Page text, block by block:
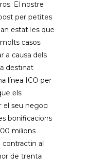
El nostre
per petites
estat les que
casos
a causa dels
destinat
línea ICO per
els
el seu negoci
bonificacions
milions
contractin al
de trenta